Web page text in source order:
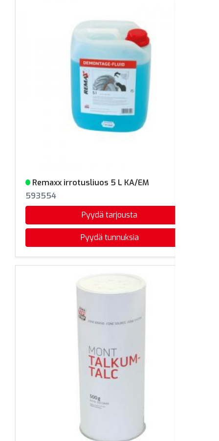
Varastossa
Remaxx irrotusliuos 5 L KA/EM
593554
Pyydä tarjousta
Pyydä tunnuksia